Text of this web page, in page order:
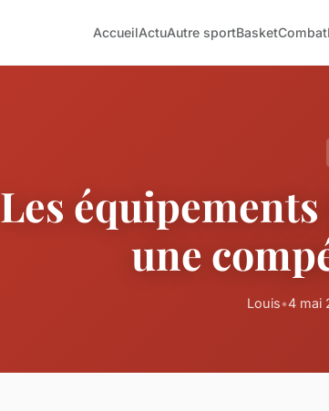
AccueilActuAutre sportBasketCombat
Les
une
Louis•4 mai